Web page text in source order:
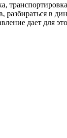
разбираться в
дает для